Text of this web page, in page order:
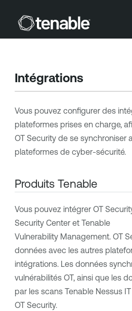
Passer au contenu
Intégrations
Vous pouvez configurer des
plateformes prises en charge,
OT Securityde se synchroniser
plateformes de cyber-sécurité.
Produits Tenable
Vous pouvez intégrer OT
Security Centeret Tenable
Vulnerability Management. OT
données avec les autres
intégrations. Les données
vulnérabilités OT, ainsi que les
par les scans Tenable NessusIT
OT Security.